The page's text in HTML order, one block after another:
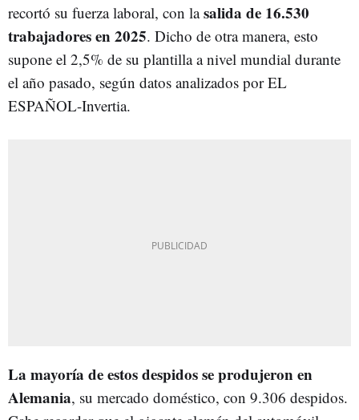
recortó su fuerza laboral, con lasalida de 16.530
trabajadores en 2025. Dicho de otra manera, esto
supone el 2,5% de su plantilla a nivel mundial durante
el año pasado, según datos analizados por EL
ESPAÑOL-Invertia.
La mayoría de estos despidos se produjeron en
Alemania, su mercado doméstico, con 9.306 despidos.